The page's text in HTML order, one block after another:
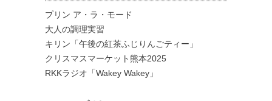
プリン ア・ラ・モード
大人の調理実習
キリン「午後の紅茶ふじりんごティー」
クリスマスマーケット熊本2025
RKKラジオ「Wakey Wakey」